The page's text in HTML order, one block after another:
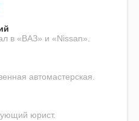
в «ВАЗ» и «Nissan».
автомастерская.
юрист.